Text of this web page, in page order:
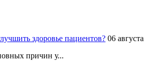
здоровье пациентов? 06 августа
причин у...